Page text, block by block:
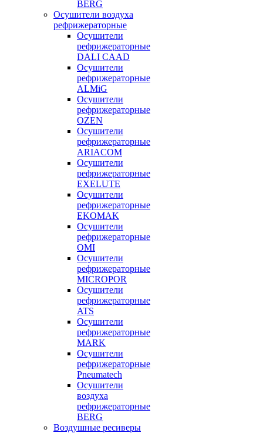
BERG
Осушители воздуха
рефрижераторные
Осушители
рефрижераторные
DALI CAAD
Осушители
рефрижераторные
ALMiG
Осушители
рефрижераторные
OZEN
Осушители
рефрижераторные
ARIACOM
Осушители
рефрижераторные
EXELUTE
Осушители
рефрижераторные
EKOMAK
Осушители
рефрижераторные
OMI
Осушители
рефрижераторные
MICROPOR
Осушители
рефрижераторные
ATS
Осушители
рефрижераторные
MARK
Осушители
рефрижераторные
Pneumatech
Осушители
воздуха
рефрижераторные
BERG
Воздушные ресиверы